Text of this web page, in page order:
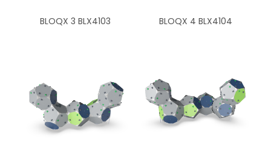
BLOQX 3 BLX4103 BLOQX 4 BLX4104